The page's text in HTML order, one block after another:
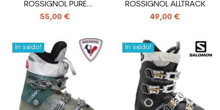
ROSSIGNOL PURE
COMFORT USATI
55,00 €
ROSSIGNOL ALLTRACK
49,00 €
In saldo! In saldo!